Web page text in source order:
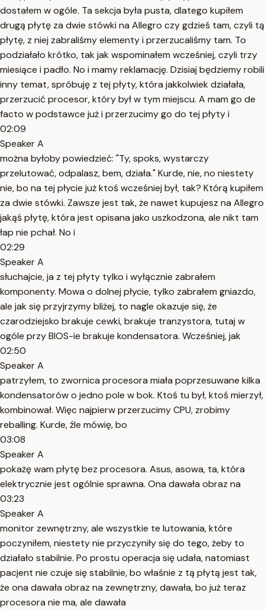
dostałem w ogóle. Ta sekcja była pusta, dlatego kupiłem
drugą płytę za dwie stówki na Allegro czy gdzieś tam, czyli tą
płytę, z niej zabraliśmy elementy i przerzucaliśmy tam. To
podziałało krótko, tak jak wspominałem wcześniej, czyli trzy
miesiące i padło. No i mamy reklamację. Dzisiaj będziemy robili
inny temat, spróbuję z tej płyty, która jakkolwiek działała,
przerzucić procesor, który był w tym miejscu. A mam go de
facto w podstawce już i przerzucimy go do tej płyty i
02:09
Speaker A
można byłoby powiedzieć: "Ty, spoks, wystarczy
przelutować, odpalasz, bem, działa." Kurde, nie, no niestety
nie, bo na tej płycie już ktoś wcześniej był, tak? Którą kupiłem
za dwie stówki. Zawsze jest tak, że nawet kupujesz na Allegro
jakąś płytę, która jest opisana jako uszkodzona, ale nikt tam
łap nie pchał. No i
02:29
Speaker A
słuchajcie, ja z tej płyty tylko i wyłącznie zabrałem
komponenty. Mowa o dolnej płycie, tylko zabrałem gniazdo,
ale jak się przyjrzymy bliżej, to nagle okazuje się, że
czarodziejsko brakuje cewki, brakuje tranzystora, tutaj w
ogóle przy BIOS-ie brakuje kondensatora. Wcześniej, jak
02:50
Speaker A
patrzyłem, to zwornica procesora miała poprzesuwane kilka
kondensatorów o jedno pole w bok. Ktoś tu był, ktoś mierzył,
kombinował. Więc najpierw przerzucimy CPU, zrobimy
reballing. Kurde, źle mówię, bo
03:08
Speaker A
pokażę wam płytę bez procesora. Asus, asowa, ta, która
elektrycznie jest ogólnie sprawna. Ona dawała obraz na
03:23
Speaker A
monitor zewnętrzny, ale wszystkie te lutowania, które
poczyniłem, niestety nie przyczyniły się do tego, żeby to
działało stabilnie. Po prostu operacja się udała, natomiast
pacjent nie czuje się stabilnie, bo właśnie z tą płytą jest tak,
że ona dawała obraz na zewnętrzny, dawała, bo już teraz
procesora nie ma, ale dawała